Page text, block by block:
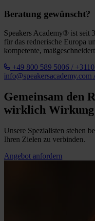
Beratung gewünscht?
Speakers Academy® ist seit
für das rednerische Europa
kompetente,
+49 800 589 5006 /
info@speakersacademy.com
Gemeinsam den
wirklich
Unsere Spezialisten stehen
Ihren Zielen zu verbinden.
Angebot anfordern